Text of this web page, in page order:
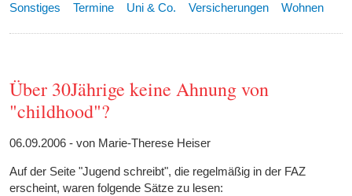
Sonstiges
Termine Uni & Co. Versicherungen Wohnen
Über 30Jährige keine Ahnung von
"childhood"?
06.09.2006 - von Marie-Therese Heiser
Auf der Seite "Jugend schreibt", die regelmäßig in der FAZ
erscheint, waren folgende Sätze zu lesen: